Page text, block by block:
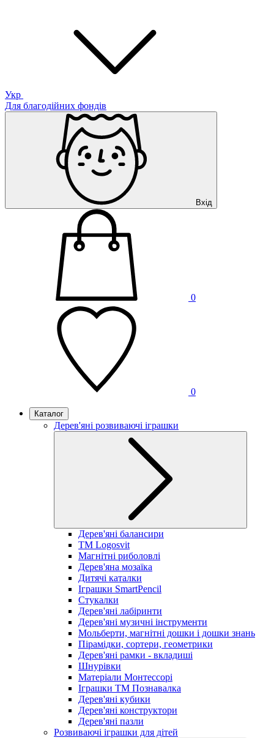
Укр
Для благодійних фондів
Вхід
0
0
Каталог
Дерев'яні розвиваючі іграшки
Дерев'яні балансири
TM Logosvit
Магнітні риболовлі
Дерев'яна мозаїка
Дитячі каталки
Іграшки SmartPencil
Стукалки
Дерев'яні лабіринти
Дерев'яні музичні інструменти
Мольберти, магнітні дошки і дошки знань
Пірамідки, сортери, геометрики
Дерев'яні рамки - вкладиші
Шнурівки
Матеріали Монтессорі
Іграшки ТМ Познавалка
Дерев'яні кубики
Дерев'яні конструктори
Дерев'яні пазли
Розвиваючі іграшки для дітей